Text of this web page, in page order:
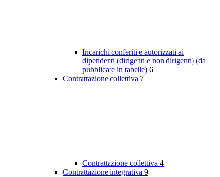
Incarichi conferiti e autorizzati ai
dipendenti (dirigenti e non dirigenti) (da
pubblicare in tabelle) 6
Contrattazione collettiva 7
Contrattazione collettiva 4
Contrattazione integrativa 9